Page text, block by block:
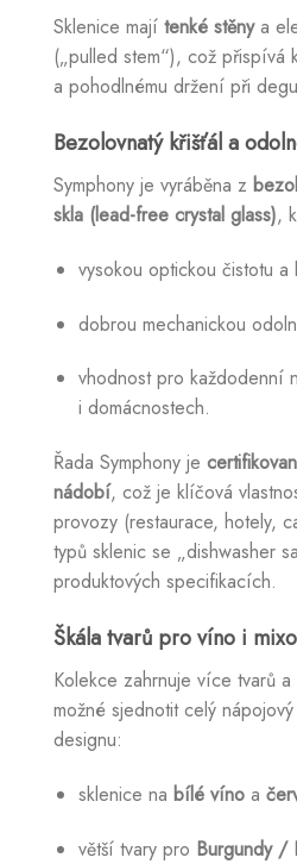
Sklenice mají tenké stěnya
(„pulled stem“), což přispívá
a pohodlnému držení při
Bezolovnatý křišťál a
Symphony je vyráběna z
skla (lead-free crystal glass),
vysokou optickou čistotu a
dobrou mechanickou
vhodnost pro každodenní
i domácnostech.
Řada Symphony je
nádobí, což je klíčová
provozy (restaurace, hotely,
typů sklenic se „dishwasher
produktových specifikacích.
Škála tvarů pro víno i
Kolekce zahrnuje více tvarů
možné sjednotit celý
designu:
sklenice na bílé vínoa
větší tvary pro Burgundy /